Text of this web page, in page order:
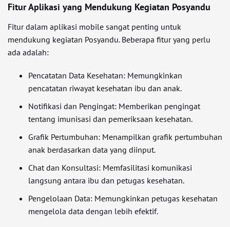
Fitur Aplikasi yang Mendukung Kegiatan Posyandu
Fitur dalam aplikasi mobile sangat penting untuk
mendukung kegiatan Posyandu. Beberapa fitur yang perlu
ada adalah:
Pencatatan Data Kesehatan: Memungkinkan
pencatatan riwayat kesehatan ibu dan anak.
Notifikasi dan Pengingat: Memberikan pengingat
tentang imunisasi dan pemeriksaan kesehatan.
Grafik Pertumbuhan: Menampilkan grafik pertumbuhan
anak berdasarkan data yang diinput.
Chat dan Konsultasi: Memfasilitasi komunikasi
langsung antara ibu dan petugas kesehatan.
Pengelolaan Data: Memungkinkan petugas kesehatan
mengelola data dengan lebih efektif.